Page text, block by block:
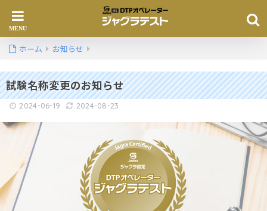
ホーム お知らせ
試験名称変更のお知らせ
2024-06-19 2024-08-23